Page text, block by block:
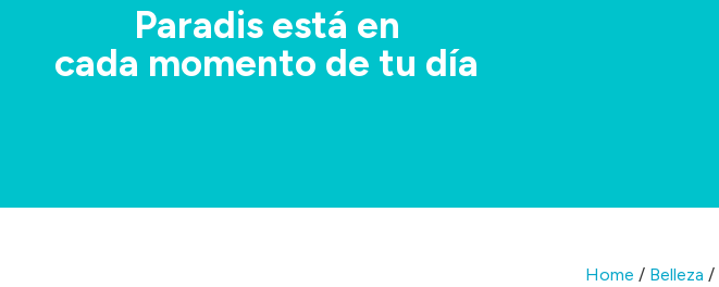
Paradis está en
cada momento de tu día
Home / Belleza /